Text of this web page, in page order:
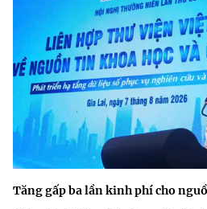
Tăng gấp ba lần kinh phí cho